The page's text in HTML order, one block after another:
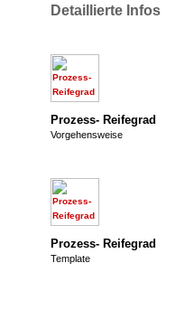
Detaillierte Infos
Prozess- Reifegrad
Vorgehensweise
Prozess- Reifegrad
Template